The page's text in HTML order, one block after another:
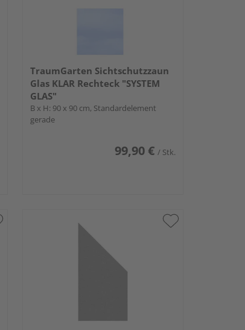
TraumGarten Sichtschutzzaun
Glas KLAR Rechteck "SYSTEM
GLAS"
B x H: 90 x 90 cm, Standardelement
gerade
99,90 € / Stk.